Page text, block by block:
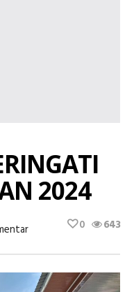
2024
643
0